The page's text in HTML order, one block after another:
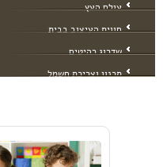
עולם העץ
חווית העיצוב בבית
שדרוג רהיטים
תכנון וצריכת חשמל